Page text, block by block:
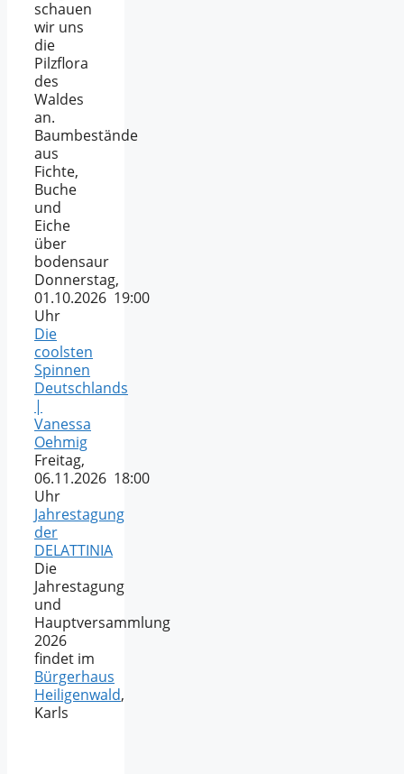
schauen
wir uns
die
Pilzflora
des
Waldes
an.
Baumbestände
aus
Fichte,
Buche
und
Eiche
über
bodensaur
Donnerstag,
01.10.2026 19:00
Uhr
Die
coolsten
Spinnen
Deutschlands
|
Vanessa
Oehmig
Freitag,
06.11.2026 18:00
Uhr
Jahrestagung
der
DELATTINIA
Die
Jahrestagung
und
Hauptversammlung
2026
findet im
Bürgerhaus
Heiligenwald,
Karls